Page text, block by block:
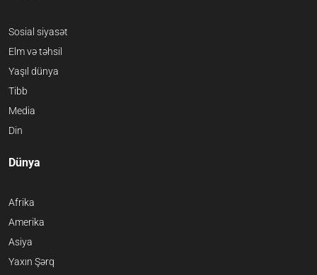
Sosial siyasət
Elm və təhsil
Yaşıl dünya
Tibb
Media
Din
Dünya
Afrika
Amerika
Asiya
Yaxın Şərq